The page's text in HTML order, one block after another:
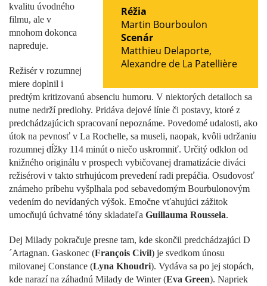
Réžia
Martin Bourboulon
Scenár
Matthieu Delaporte,
Alexandre de La Patellière
kvalitu úvodného
filmu, ale v
mnohom dokonca
napreduje.
Režisér v rozumnej
miere doplnil i
predtým kritizovanú absenciu humoru. V niektorých detailoch sa
nutne nedrží predlohy. Pridáva dejové línie či postavy, ktoré z
predchádzajúcich spracovaní nepoznáme. Povedomé udalosti, ako
útok na pevnosť v La Rochelle, sa museli, naopak, kvôli udržaniu
rozumnej dĺžky 114 minút o niečo uskromniť. Určitý odklon od
knižného originálu v prospech vybičovanej dramatizácie diváci
režisérovi v takto strhujúcom prevedení radi prepáčia. Osudovosť
známeho príbehu vyšplhala pod sebavedomým Bourbulonovým
vedením do nevídaných výšok. Emočne vťahujúci zážitok
umocňujú úchvatné tóny skladateľa Guillauma Roussela.
Dej Milady pokračuje presne tam, kde skončil predchádzajúci D
´Artagnan. Gaskonec (François Civil) je svedkom únosu
milovanej Constance (Lyna Khoudri). Vydáva sa po jej stopách,
kde narazí na záhadnú Milady de Winter (Eva Green). Napriek